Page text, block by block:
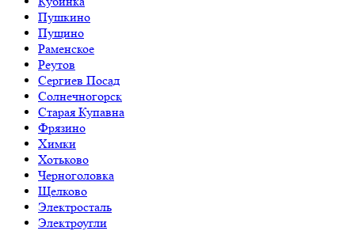
Пушкино
Пущино
Раменское
Реутов
Сергиев Посад
Солнечногорск
Старая Купавна
Фрязино
Химки
Хотьково
Черноголовка
Щелково
Электросталь
Электроугли